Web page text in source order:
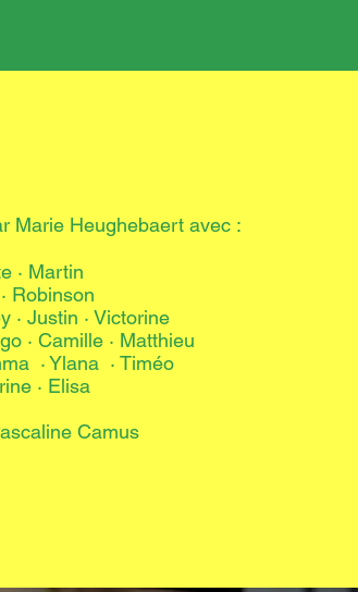
Marie Heughebaert avec :
· Martin
Robinson
· Justin · Victorine
· Camille · Matthieu
· Ylana · Timéo
· Elisa
Camus